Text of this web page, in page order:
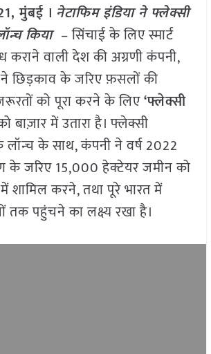
मुंबई । नेटाफिम इंडिया ने फ्लेक्सी
किया – सिंचाई के लिए स्मार्ट
कराने वाली देश की अग्रणी कंपनी,
छिड़काव के जरिए फ़सलों की
को पूरा करने के लिए‘फ्लेक्सी
बाज़ार में उतारा है। फ्लेक्सी
लॉन्च के साथ, कंपनी ने वर्ष 2022
जरिए 15,000 हेक्टेयर जमीन को
शामिल करने, तथा पूरे भारत में
तक पहुंचने का लक्ष्य रखा है।